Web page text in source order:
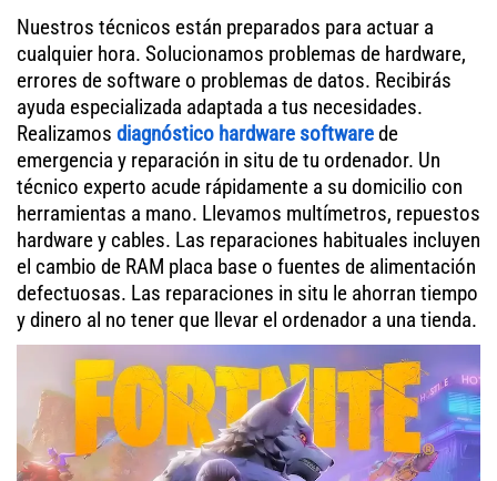
Nuestros técnicos están preparados para actuar a
cualquier hora. Solucionamos problemas de hardware,
errores de software o problemas de datos. Recibirás
ayuda especializada adaptada a tus necesidades.
Realizamos diagnóstico hardware softwarede
emergencia y reparación in situ de tu ordenador. Un
técnico experto acude rápidamente a su domicilio con
herramientas a mano. Llevamos multímetros, repuestos
hardware y cables. Las reparaciones habituales incluyen
el cambio de RAM placa base o fuentes de alimentación
defectuosas. Las reparaciones in situ le ahorran tiempo
y dinero al no tener que llevar el ordenador a una tienda.